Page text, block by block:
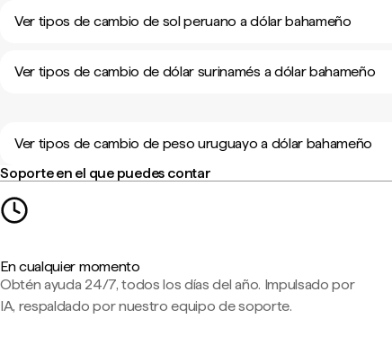
Ver tipos de cambio de sol peruano a dólar bahameño
Ver tipos de cambio de dólar surinamés a dólar bahameño
Ver tipos de cambio de peso uruguayo a dólar bahameño
Soporte en el que puedes contar
En cualquier momento
Obtén ayuda 24/7, todos los días del año. Impulsado por
IA, respaldado por nuestro equipo de soporte.